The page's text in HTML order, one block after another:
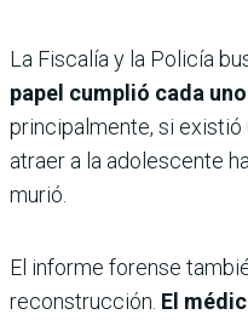
La Fiscalía y la Policía
papel cumplió cada
principalmente, si existió
atraer a la adolescente
murió.
El informe forense
reconstrucción. El